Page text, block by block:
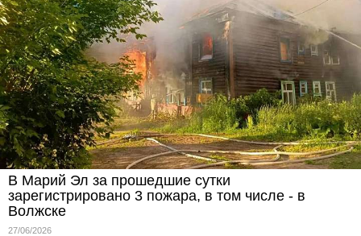
В Марий Эл за прошедшие сутки
зарегистрировано 3 пожара, в том числе - в
Волжске
27/06/2026